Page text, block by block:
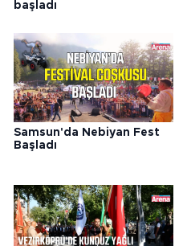
başladı
Samsun'da Nebiyan Fest
Başladı